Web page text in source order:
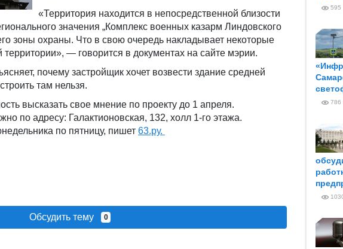
«Территория находится в непосредственной близости
значения „Комплекс военных казарм Линдовского
зоны охраны. Что в свою очередь накладывает некоторые
— говорится в документах на сайте мэрии.
почему застройщик хочет возвести здание средней
там нельзя.
высказать свое мнение по проекту до 1 апреля.
по адресу: Галактионовская, 132, холл 1-го этажа.
по пятницу, пишет 63.ру.
Обсудить тему 0
595
786